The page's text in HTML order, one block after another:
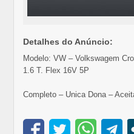
Detalhes do Anúncio:
Modelo: VW – Volkswagem
1.6 T. Flex 16V 5P
Completo – Unica Dona –